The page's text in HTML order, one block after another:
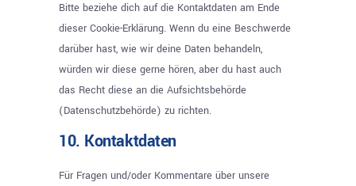
Bitte beziehe dich auf die Kontaktdaten am Ende
dieser Cookie-Erklärung. Wenn du eine Beschwerde
darüber hast, wie wir deine Daten behandeln,
würden wir diese gerne hören, aber du hast auch
das Recht diese an die Aufsichtsbehörde
(Datenschutzbehörde) zu richten.
10. Kontaktdaten
Für Fragen und/oder Kommentare über unsere